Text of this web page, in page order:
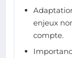
enjeux
compte.